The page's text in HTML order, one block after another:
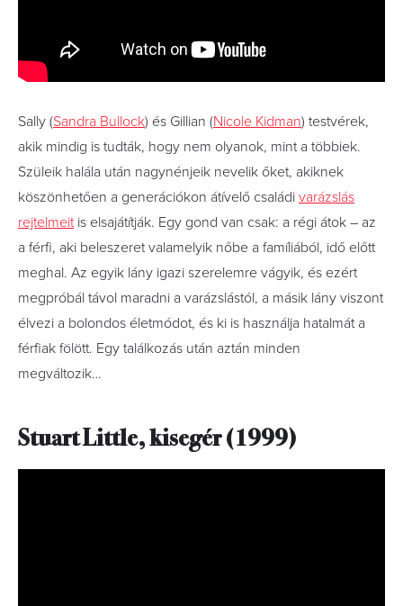
Sally (Sandra Bullock) és Gillian (Nicole Kidman) testvérek,
akik mindig is tudták, hogy nem olyanok, mint a többiek.
Szüleik halála után nagynénjeik nevelik őket, akiknek
köszönhetően a generációkon átívelő családi varázslás
rejtelmeitis elsajátítják. Egy gond van csak: a régi átok – az
a férfi, aki beleszeret valamelyik nőbe a famíliából, idő előtt
meghal. Az egyik lány igazi szerelemre vágyik, és ezért
megpróbál távol maradni a varázslástól, a másik lány viszont
élvezi a bolondos életmódot, és ki is használja hatalmát a
férfiak fölött. Egy találkozás után aztán minden
megváltozik…
Stuart Little, kisegér (1999)